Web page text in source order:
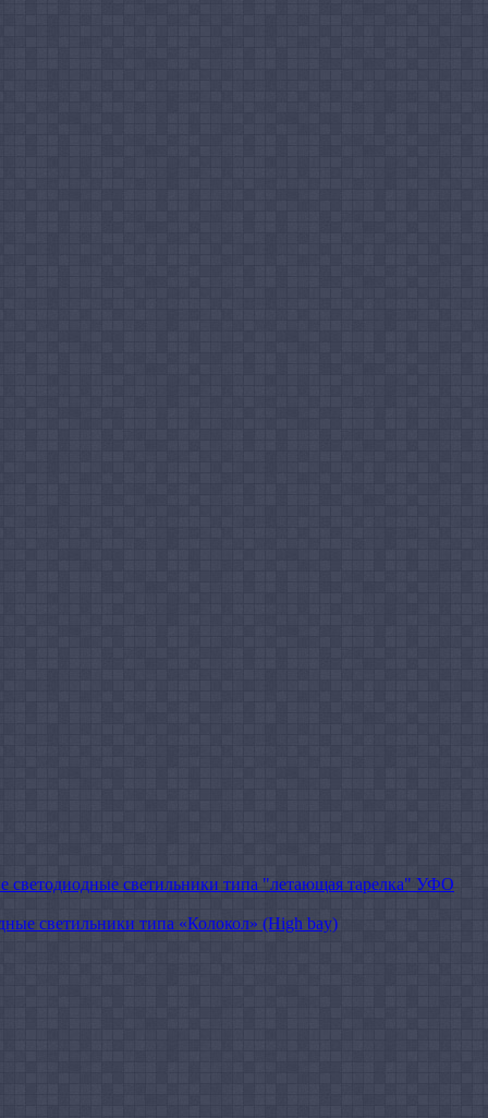
светильники типа "летающая тарелка" УФО
светильники типа «Колокол» (High bay)